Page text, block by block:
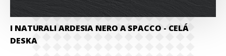
I NATURALI ARDESIA NERO A SPACCO - CELÁ
DESKA